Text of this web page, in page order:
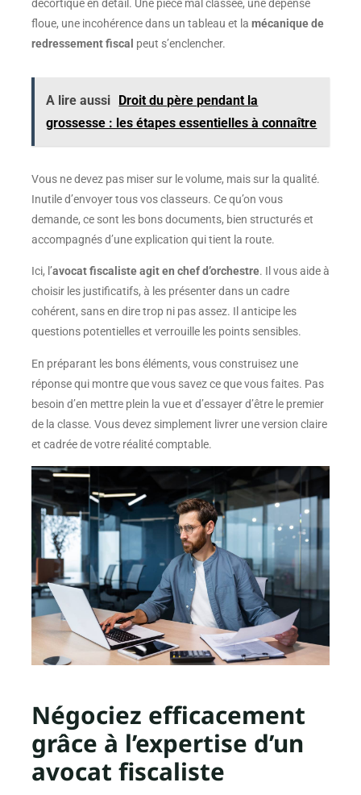
décortiqué en détail. Une pièce mal classée, une dépense
floue, une incohérence dans un tableau et la mécanique de
redressement fiscal peut s’enclencher.
A lire aussi Droit du père pendant la
grossesse : les étapes essentielles à connaître
Vous ne devez pas miser sur le volume, mais sur la qualité.
Inutile d’envoyer tous vos classeurs. Ce qu’on vous
demande, ce sont les bons documents, bien structurés et
accompagnés d’une explication qui tient la route.
Ici, l’avocat fiscaliste agit en chef d’orchestre. Il vous aide à
choisir les justificatifs, à les présenter dans un cadre
cohérent, sans en dire trop ni pas assez. Il anticipe les
questions potentielles et verrouille les points sensibles.
En préparant les bons éléments, vous construisez une
réponse qui montre que vous savez ce que vous faites. Pas
besoin d’en mettre plein la vue et d’essayer d’être le premier
de la classe. Vous devez simplement livrer une version claire
et cadrée de votre réalité comptable.
Négociez efficacement
grâce à l’expertise d’un
avocat fiscaliste